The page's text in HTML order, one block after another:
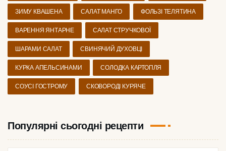
ЗИМУ КВАШЕНА САЛАТ МАНГО ФОЛЬЗІ ТЕЛЯТИНА
ВАРЕННЯ ЯНТАРНЕ САЛАТ СТРУЧКОВОЇ
ШАРАМИ САЛАТ СВИНЯЧИЙ ДУХОВЦІ
КУРКА АПЕЛЬСИНАМИ СОЛОДКА КАРТОПЛЯ
СОУСІ ГОСТРОМУ СКОВОРОДІ КУРЯЧЕ
Популярні сьогодні рецепти